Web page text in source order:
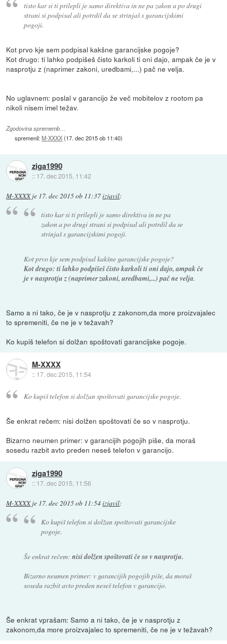
tisto kar si ti prilepli je samo direktiva in ne pa zakon a po drugi
strani si podpisal ali potrdil da se strinjaš s garancijskimi
pogoji.
Kot prvo kje sem podpisal kakšne garancijske pogoje?
Kot drugo: ti lahko podpišeš čisto karkoli ti oni dajo, ampak če je v
nasprotju z (naprimer zakoni, uredbami,...) pač ne velja.
No uglavnem: poslal v garancijo že več mobitelov z rootom pa
nikoli nisem imel težav.
Zgodovina sprememb…
spremenil:M-XXXX(17. dec 2015 ob 11:40)
ziga1990
:: 17. dec 2015, 11:42
M-XXXXje 17. dec 2015 ob 11:37izjavil:
tisto kar si ti prilepli je samo direktiva in ne pa
zakon a po drugi strani si podpisal ali potrdil da se
strinjaš s garancijskimi pogoji.
Kot prvo kje sem podpisal kakšne garancijske pogoje?
Kot drugo: ti lahko podpišeš čisto karkoli ti oni dajo, ampak če
je v nasprotju z (naprimer zakoni, uredbami,...) pač ne velja.
Samo a ni tako, če je v nasprotju z zakonom,da more proizvajalec
to spremeniti, če ne je v težavah?
Ko kupiš telefon si dolžan spoštovati garancijske pogoje.
M-XXXX
:: 17. dec 2015, 11:54
Ko kupiš telefon si dolžan spoštovati garancijske pogoje.
Še enkrat rečem: nisi dolžen spoštovati če so v nasprotju.
Bizarno neumen primer: v garancijih pogojih piše, da moraš
sosedu razbit avto preden neseš telefon v garancijo.
ziga1990
:: 17. dec 2015, 11:56
M-XXXXje 17. dec 2015 ob 11:54izjavil:
Ko kupiš telefon si dolžan spoštovati garancijske
pogoje.
Še enkrat rečem: nisi dolžen spoštovati če so v nasprotju.
Bizarno neumen primer: v garancijih pogojih piše, da moraš
sosedu razbit avto preden neseš telefon v garancijo.
Še enkrat vprašam: Samo a ni tako, če je v nasprotju z
zakonom,da more proizvajalec to spremeniti, če ne je v težavah?